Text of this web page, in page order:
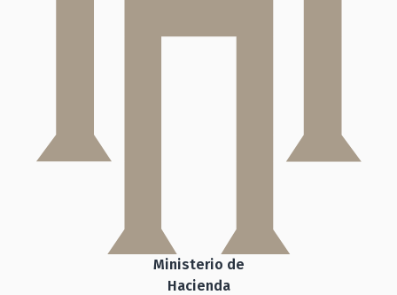
Ministerio de
Hacienda